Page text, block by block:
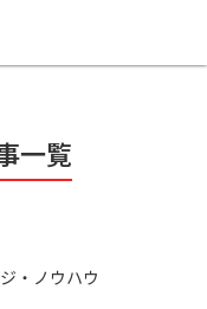
一覧
・ノウハウ